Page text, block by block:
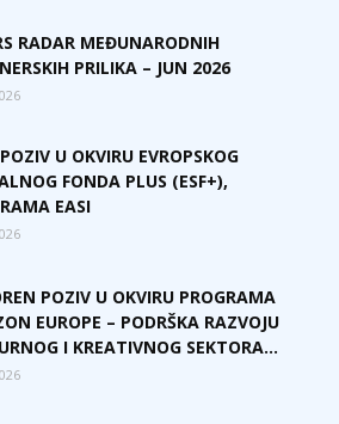
RADAR MEĐUNARODNIH
PRILIKA – JUN 2026
U OKVIRU EVROPSKOG
FONDA PLUS (ESF+),
EASI
POZIV U OKVIRU PROGRAMA
EUROPE – PODRŠKA RAZVOJU
I KREATIVNOG SEKTORA...